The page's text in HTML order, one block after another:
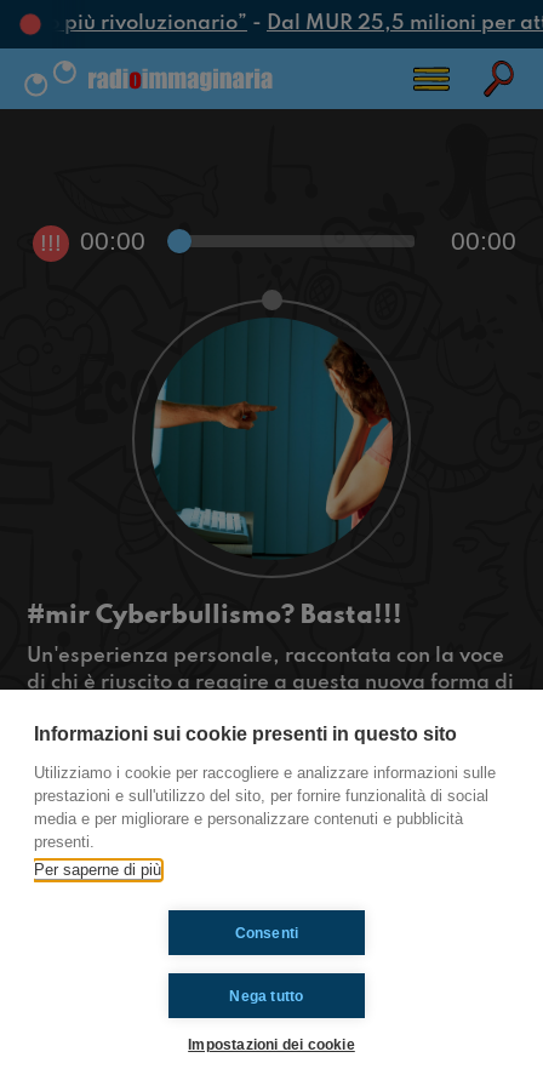
più rivoluzionario”- Dal MUR 25,5 milioni per
!!! 00:00 00:00
#mir Cyberbullismo? Basta!!!
Un'esperienza personale, raccontata con la voce
di chi è riuscito a reagire a questa nuova forma di
una scuola di Parma che ha preso posizione in
occasione di un episodio a tema. #OkkinSu
Mirandola.
Informazioni sui cookie presenti in questo sito
Utilizziamo i cookie per raccogliere e analizzare informazioni sulle
prestazioni e sull'utilizzo del sito, per fornire funzionalità di social
media e per migliorare e personalizzare contenuti e pubblicità
presenti.
Per saperne di più
Nega tutto
Consenti
Impostazioni dei cookie